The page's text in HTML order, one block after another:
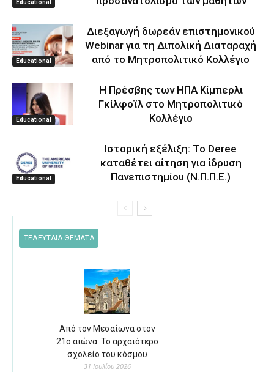
Educational
Educational
Διεξαγωγή δωρεάν επιστημονικού
Webinar για τη Διπολική Διαταραχή
από το Μητροπολιτικό Κολλέγιο
Educational
Η Πρέσβης των ΗΠΑ Κίμπερλι
Γκίλφοϊλ στο Μητροπολιτικό
Κολλέγιο
Educational
Ιστορική εξέλιξη: Το Deree
καταθέτει αίτηση για ίδρυση
Πανεπιστημίου (Ν.Π.Π.Ε.)
ΤΕΛΕΥΤΑΙΑ ΘΕΜΑΤΑ
Από τον Μεσαίωνα στον
21ο αιώνα: Το αρχαιότερο
σχολείο του κόσμου
31 Ιουλίου 2026